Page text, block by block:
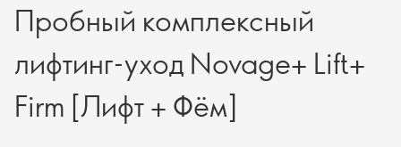
Пробный комплексный
лифтинг-уход Novage+ Lift+
Firm [Лифт + Фём]